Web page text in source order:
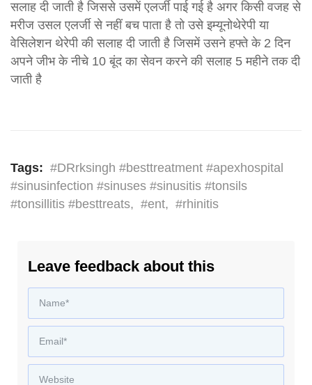
सलाह दी जाती है जिससे उसमें एलर्जी पाई गई है अगर किसी वजह से
मरीज उसल एलर्जी से नहीं बच पाता है तो उसे इम्यूनोथेरेपी या
वेसिलेशन थेरेपी की सलाह दी जाती है जिसमें उसने हफ्ते के 2 दिन
अपने जीभ के नीचे 10 बूंद का सेवन करने की सलाह 5 महीने तक दी
जाती है
Tags: #DRrksingh #besttreatment #apexhospital
#sinusinfection #sinuses #sinusitis #tonsils
#tonsillitis #besttreats, #ent, #rhinitis
Leave feedback about this